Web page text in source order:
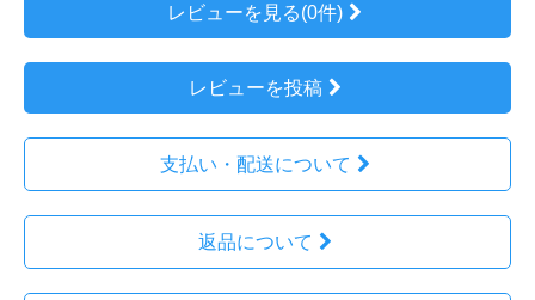
レビューを見る(0件)
レビューを投稿
支払い・配送について
返品について